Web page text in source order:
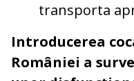
transporta
Introducerea
României a